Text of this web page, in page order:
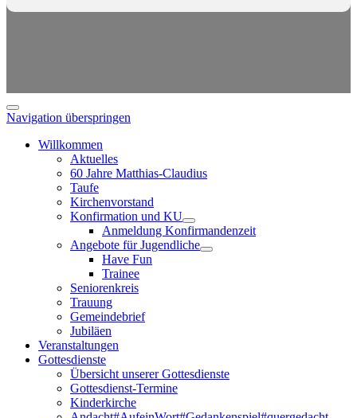
Navigation überspringen
Willkommen
Aktuelles
60 Jahre Matthias-Claudius
Taufe
Kirchenvorstand
Konfirmation und KU
Anmeldung Konfirmandenzeit
Angebote für Jugendliche
Have Fun
Trainee
Seniorenkreis
Trauung
Gemeindebrief
Jubiläen
Veranstaltungen
Gottesdienste
Übersicht unserer Gottesdienste
Gottesdienst-Termine
Kinderkirche